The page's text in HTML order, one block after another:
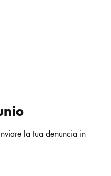
la tua denuncia in